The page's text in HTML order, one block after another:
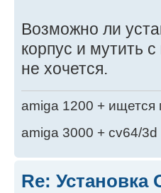
Возможно ли
корпус и мутить
не хочется.
amiga 1200 + ищется
amiga 3000 + cv64/3d
Re: Установка